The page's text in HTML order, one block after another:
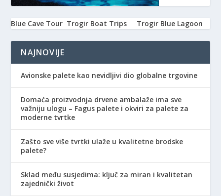
Blue Cave Tour Trogir Boat Trips Trogir Blue Lagoon
NAJNOVIJE
Avionske palete kao nevidljivi dio globalne trgovine
Domaća proizvodnja drvene ambalaže ima sve
važniju ulogu – Fagus palete i okviri za palete za
moderne tvrtke
Zašto sve više tvrtki ulaže u kvalitetne brodske
palete?
Sklad među susjedima: ključ za miran i kvalitetan
zajednički život